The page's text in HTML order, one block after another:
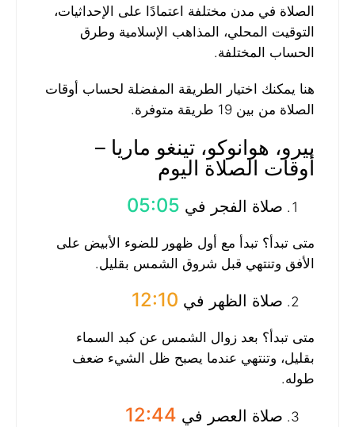
الصلاة في مدن مختلفة اعتمادًا على الإحداثيات،
التوقيت المحلي، المذاهب الإسلامية وطرق
الحساب المختلفة.
هنا يمكنك اختيار الطريقة المفضلة لحساب أوقات
الصلاة من بين 19 طريقة متوفرة.
بيرو، هوانوكو، تينغو ماريا –
أوقات الصلاة اليوم
صلاة الفجر في 05:05
متى تبدأ؟ تبدأ مع أول ظهور للضوء الأبيض على
الأفق وتنتهي قبل شروق الشمس بقليل.
صلاة الظهر في 12:10
متى تبدأ؟ بعد زوال الشمس عن كبد السماء
بقليل، وتنتهي عندما يصبح ظل الشيء ضعف
طوله.
صلاة العصر في 12:44